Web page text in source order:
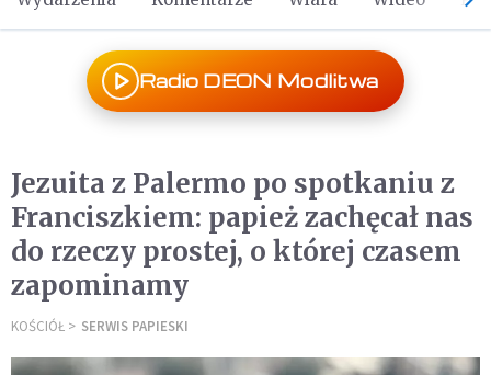
Radio DEON Modlitwa
Jezuita z Palermo po spotkaniu z
Franciszkiem: papież zachęcał nas
do rzeczy prostej, o której czasem
zapominamy
KOŚCIÓŁ SERWIS PAPIESKI